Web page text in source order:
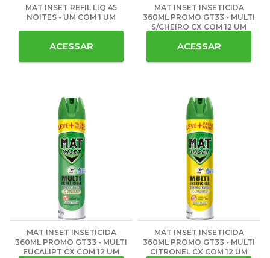
MAT INSET REFIL LIQ 45
NOITES - UM COM 1 UM
ACESSAR
MAT INSET INSETICIDA
360ML PROMO GT33 - MULTI
S/CHEIRO CX COM 12 UM
ACESSAR
MAT INSET INSETICIDA
360ML PROMO GT33 - MULTI
EUCALIPT CX COM 12 UM
MAT INSET INSETICIDA
360ML PROMO GT33 - MULTI
CITRONEL CX COM 12 UM